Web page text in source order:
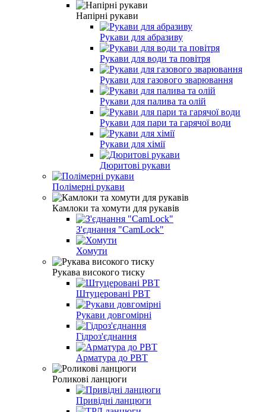
Напірні рукави
Рукави для абразиву
Рукави для води та повітря
Рукави для газового зварювання
Рукави для палива та олій
Рукави для пари та гарячої води
Рукави для хімії
Дюритові рукави
Полімерні рукави
Камлоки та хомути для рукавів
З'єднання "CamLock"
Хомути
Рукава високого тиску
Штуцеровані РВТ
Рукави довгомірні
Гідроз'єднання
Арматура до РВТ
Роликові ланцюги
Привідні ланцюги